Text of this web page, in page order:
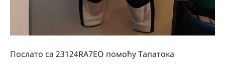
Послато са 23124RA7EO помоћу Тапатока